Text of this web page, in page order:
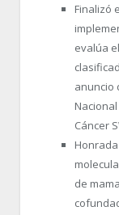
Finalizó
evalúa
anuncio
Cáncer
de